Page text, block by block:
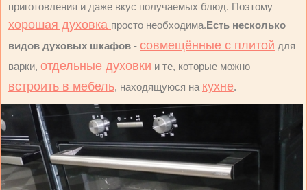
приготовления и даже вкус получаемых блюд. Поэтому
хорошая духовка просто необходима.Есть несколько
видов духовых шкафов - совмещённые с плитой для
варки, отдельные духовки и те, которые можно
встроить в мебель, находящуюся на кухне.